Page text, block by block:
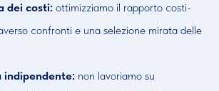
dei costi: ottimizziamo il rapporto costi-
confronti e una selezione mirata delle
indipendente: non lavoriamo su